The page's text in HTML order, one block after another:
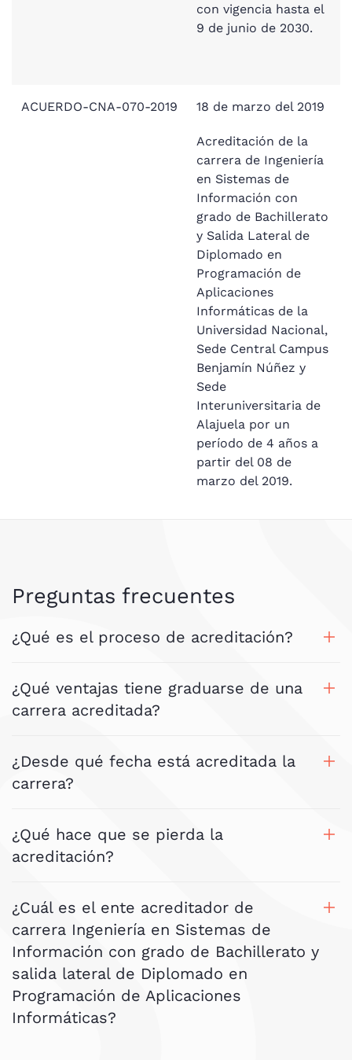
con vigencia hasta el
9 de junio de 2030.
ACUERDO-CNA-070-2019 18 de marzo del 2019
Acreditación de la
carrera de Ingeniería
en Sistemas de
Información con
grado de Bachillerato
y Salida Lateral de
Diplomado en
Programación de
Aplicaciones
Informáticas de la
Universidad Nacional,
Sede Central Campus
Benjamín Núñez y
Sede
Interuniversitaria de
Alajuela por un
período de 4 años a
partir del 08 de
marzo del 2019.
Preguntas frecuentes
¿Qué es el proceso de acreditación?
¿Qué ventajas tiene graduarse de una
carrera acreditada?
¿Desde qué fecha está acreditada la
carrera?
¿Qué hace que se pierda la
acreditación?
¿Cuál es el ente acreditador de
carrera Ingeniería en Sistemas de
Información con grado de Bachillerato y
salida lateral de Diplomado en
Programación de Aplicaciones
Informáticas?